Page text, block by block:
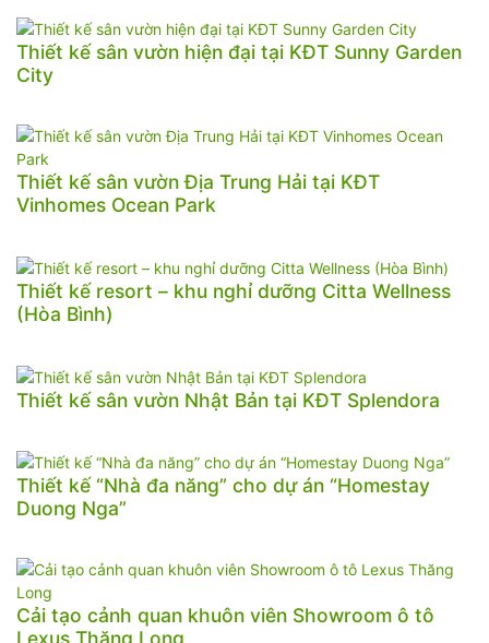
Thiết kế sân vườn hiện đại tại KĐT Sunny Garden
City
Thiết kế sân vườn Địa Trung Hải tại KĐT
Vinhomes Ocean Park
Thiết kế resort – khu nghỉ dưỡng Citta Wellness
(Hòa Bình)
Thiết kế sân vườn Nhật Bản tại KĐT Splendora
Thiết kế “Nhà đa năng” cho dự án “Homestay
Duong Nga”
Cải tạo cảnh quan khuôn viên Showroom ô tô